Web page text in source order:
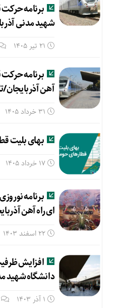
برنامه حرکت
شهید مدنی
21 تیر 1405
برنامه
آهن آذربایجان/
31 خرداد 1405
بهای بلیت
17 خرداد 1405
برنامه
ای راه آهن
22 اسفند 1403
افزایش
دانشگاه شهید
1 آذر 1403